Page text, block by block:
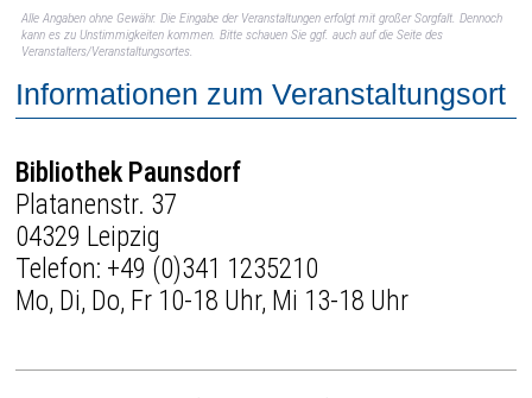
Alle Angaben ohne Gewähr. Die Eingabe der Veranstaltungen erfolgt mit großer Sorgfalt. Dennoch
kann es zu Unstimmigkeiten kommen. Bitte schauen Sie ggf. auch auf die Seite des
Veranstalters/Veranstaltungsortes.
Informationen zum Veranstaltungsort
Bibliothek Paunsdorf
Platanenstr. 37
04329 Leipzig
Telefon: +49 (0)341 1235210
Mo, Di, Do, Fr 10-18 Uhr, Mi 13-18 Uhr